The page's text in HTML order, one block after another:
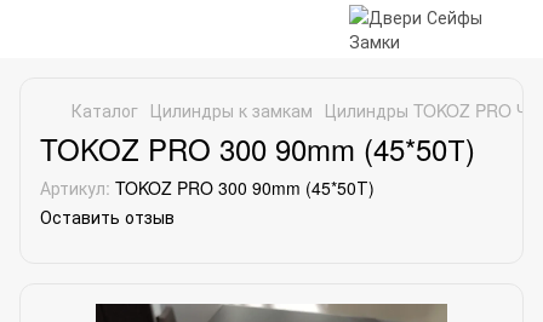
Каталог Цилиндры к замкам Цилиндры TOKOZ PRO
TOKOZ PRO 300 90mm (45*50Т)
Артикул: TOKOZ PRO 300 90mm (45*50Т)
Оставить отзыв